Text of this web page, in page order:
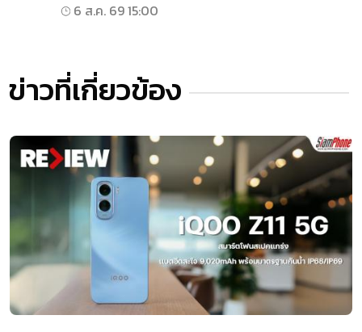
6 ส.ค. 69 15:00
ข่าวที่เกี่ยวข้อง